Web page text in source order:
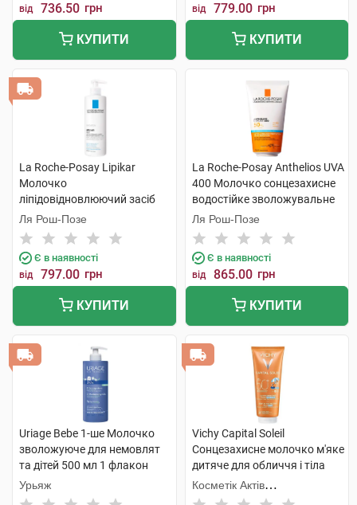
від 736.50 грн
КУПИТИ
від 779.00 грн
КУПИТИ
La Roche-Posay Lipikar
Молочко
ліпідовідновлюючий засіб
для сухої та дуже сухої шкіри
тіла немовлят та дорослих
400 мл 1 флакон
Ля Рош-Позе
Є в наявності
від 797.00 грн
КУПИТИ
La Roche-Posay Anthelios UVA
400 Молочко сонцезахисне
водостійке зволожувальне
для обличчя та тіла SPF50 +
150 мл 1 флакон
Ля Рош-Позе
Є в наявності
від 865.00 грн
КУПИТИ
Uriage Bebe 1-ше Молочко
зволожуюче для немовлят
та дітей 500 мл 1 флакон
Урьяж
Vichy Capital Soleil
Сонцезахисне молочко м'яке
дитяче для обличчя і тіла
SPF50 300 мл 1 туба
Косметік Актів
Інтернаціональ